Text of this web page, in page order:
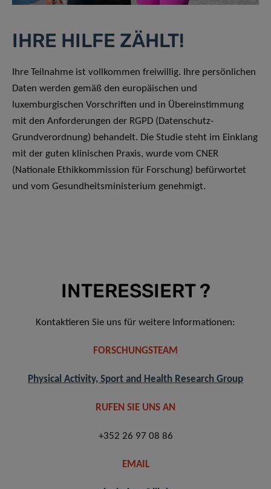
IHRE HILFE ZÄHLT!
Ihre Teilnahme ist vollkommen freiwillig. Ihre persönlichen
Daten werden gemäß den europäischen und
luxemburgischen Vorschriften und in Übereinstimmung
mit den Anforderungen der RGPD (Datenschutz-
Grundverordnung) behandelt. Die Studie steht im Einklang
mit der guten klinischen Praxis, wurde vom CNER
(Nationale Ethikkommission für Forschung) befürwortet
und vom Gesundheitsministerium genehmigt.
INTERESSIERT ?
Kontaktieren Sie uns für weitere Informationen:
FORSCHUNGSTEAM
Physical Activity, Sport and Health Research Group
RUFEN SIE UNS AN
+352 26 97 08 86
EMAIL